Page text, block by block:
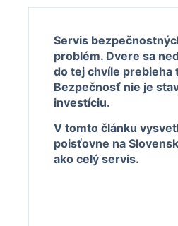
Servis
problém. Dvere sa
do tej chvíle prebieha
Bezpečnosť nie je
investíciu.
V tomto článku
poisťovne na
ako celý servis.